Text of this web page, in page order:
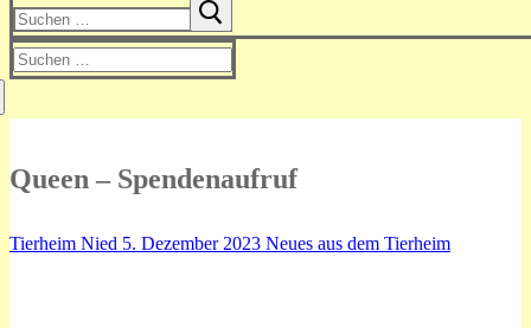
Suchen
nach:
Suchen
Queen – Spendenaufruf
Tierheim Nied 5. Dezember 2023 Neues aus dem Tierheim